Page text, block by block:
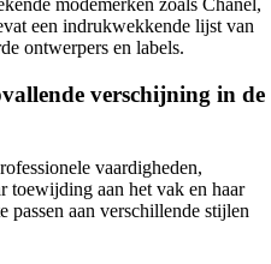
modemerken zoals Chanel,
een indrukwekkende lijst van
ontwerpers en labels.
verschijning in de
vaardigheden,
toewijding aan het vak en haar
passen aan verschillende stijlen